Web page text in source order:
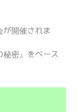
が開催されま
秘密』をベース